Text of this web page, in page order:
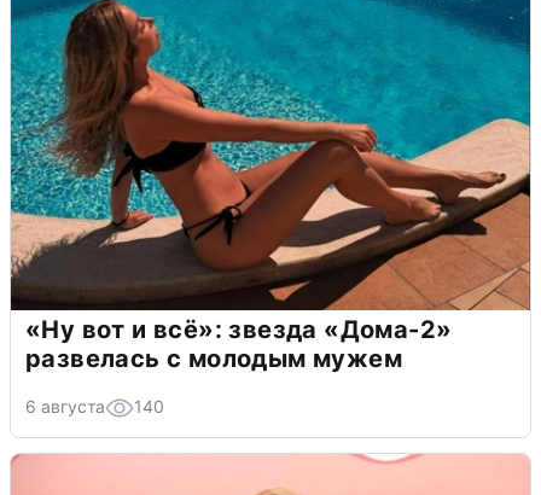
«Ну вот и всё»: звезда «Дома-2»
развелась с молодым мужем
6 августа 140